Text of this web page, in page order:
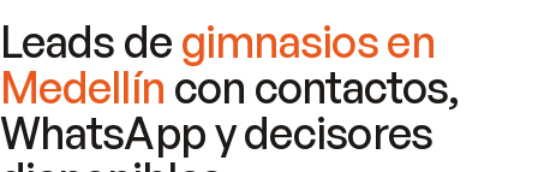
Leads de gimnasios en
Medellín con contactos,
WhatsApp y decisores